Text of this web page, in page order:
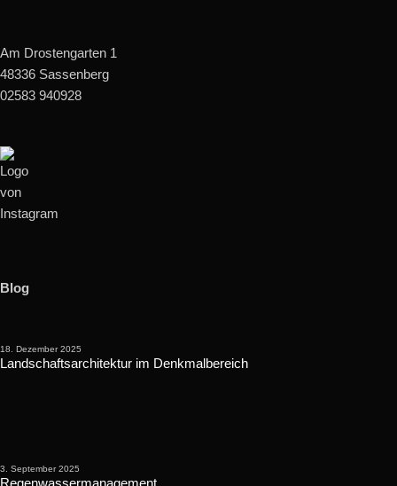
Am Drostengarten 1
48336 Sassenberg
02583 940928
Blog
18. Dezember 2025
Landschaftsarchitektur im Denkmalbereich
3. September 2025
Regenwassermanagement